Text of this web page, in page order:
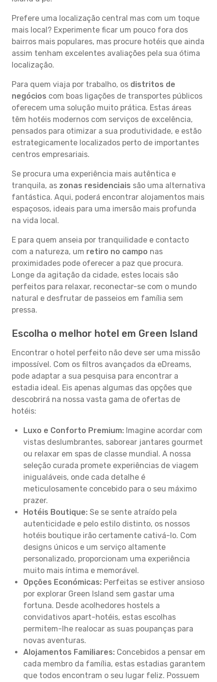
Prefere uma localização central mas com um toque
mais local? Experimente ficar um pouco fora dos
bairros mais populares, mas procure hotéis que ainda
assim tenham excelentes avaliações pela sua ótima
localização.
Para quem viaja por trabalho, os distritos de
negócios com boas ligações de transportes públicos
oferecem uma solução muito prática. Estas áreas
têm hotéis modernos com serviços de excelência,
pensados para otimizar a sua produtividade, e estão
estrategicamente localizados perto de importantes
centros empresariais.
Se procura uma experiência mais autêntica e
tranquila, as zonas residenciais são uma alternativa
fantástica. Aqui, poderá encontrar alojamentos mais
espaçosos, ideais para uma imersão mais profunda
na vida local.
E para quem anseia por tranquilidade e contacto
com a natureza, um retiro no campo nas
proximidades pode oferecer a paz que procura.
Longe da agitação da cidade, estes locais são
perfeitos para relaxar, reconectar-se com o mundo
natural e desfrutar de passeios em família sem
pressa.
Escolha o melhor hotel em Green Island
Encontrar o hotel perfeito não deve ser uma missão
impossível. Com os filtros avançados da eDreams,
pode adaptar a sua pesquisa para encontrar a
estadia ideal. Eis apenas algumas das opções que
descobrirá na nossa vasta gama de ofertas de
hotéis:
Luxo e Conforto Premium: Imagine acordar com
vistas deslumbrantes, saborear jantares gourmet
ou relaxar em spas de classe mundial. A nossa
seleção curada promete experiências de viagem
inigualáveis, onde cada detalhe é
meticulosamente concebido para o seu máximo
prazer.
Hotéis Boutique: Se se sente atraído pela
autenticidade e pelo estilo distinto, os nossos
hotéis boutique irão certamente cativá-lo. Com
designs únicos e um serviço altamente
personalizado, proporcionam uma experiência
muito mais íntima e memorável.
Opções Económicas: Perfeitas se estiver ansioso
por explorar Green Island sem gastar uma
fortuna. Desde acolhedores hostels a
convidativos apart-hotéis, estas escolhas
permitem-lhe realocar as suas poupanças para
novas aventuras.
Alojamentos Familiares: Concebidos a pensar em
cada membro da família, estas estadias garantem
que todos encontram o seu lugar feliz. Possuem